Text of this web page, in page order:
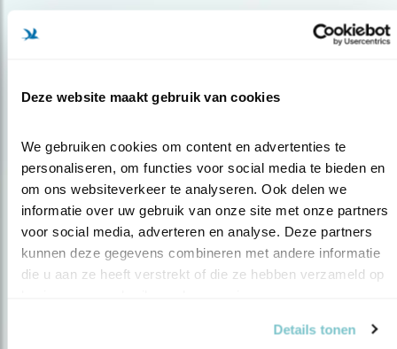
Deze website maakt gebruik van cookies
We gebruiken cookies om content en advertenties te
personaliseren, om functies voor social media te bieden en
om ons websiteverkeer te analyseren. Ook delen we
informatie over uw gebruik van onze site met onze partners
voor social media, adverteren en analyse. Deze partners
kunnen deze gegevens combineren met andere informatie
die u aan ze heeft verstrekt of die ze hebben verzameld op
Details tonen
Meld je aan en ontvang nieuws, inspiratie, acties en tips
over vogels en activiteiten van Vogelbescherming.
AANMELDEN VOGELNIEUWS
Volg ons via social media